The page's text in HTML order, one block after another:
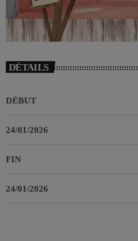
DÉTAILS
DÉBUT
24/01/2026
FIN
24/01/2026